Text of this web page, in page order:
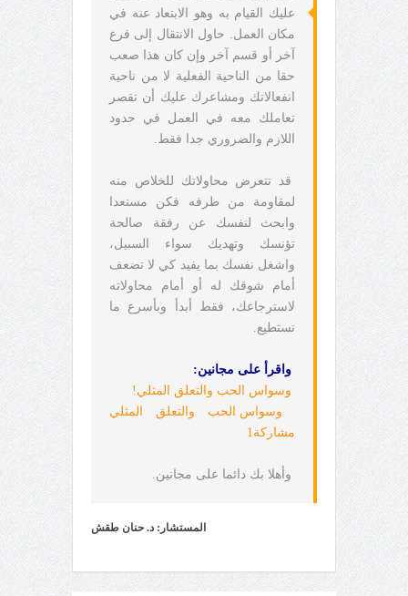
عليك القيام به وهو الابتعاد عنه في
مكان العمل. حاول الانتقال إلى فرع
آخر أو قسم آخر وإن كان هذا صعب
حقا من الناحية الفعلية لا من ناحية
انفعالاتك ومشاعرك عليك أن تقصر
تعاملك معه في العمل في حدود
اللازم والضروري جدا فقط.
قد تتعرض محاولاتك للخلاص منه
لمقاومة من طرفه فكن مستعدا
وابحث لنفسك عن رفقة صالحة
تؤنسك وتهديك سواء السبيل،
واشغل نفسك بما يفيد كي لا تضعف
أمام شوقك له أو أمام محاولاته
لاسترجاعك، فقط أبدأ وبأسرع ما
تستطيع.
واقرأ على مجانين:
وسواس الحب والتعلق المثلي!
وسواس الحب والتعلق المثلي
مشاركة1
وأهلا بك دائما على مجانين.
المستشار: د. حنان طقش